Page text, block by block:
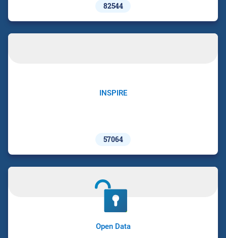
82544
INSPIRE
57064
Open Data